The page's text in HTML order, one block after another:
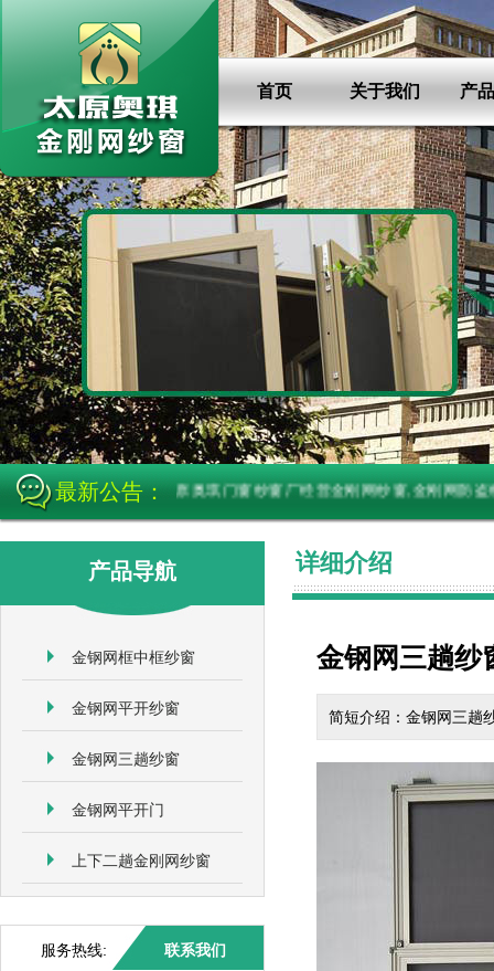
首页 关于我们 产
最新公告：太原奥琪门窗纱窗厂经营金刚网纱窗,金刚网防盗纱
产品导航
金钢网框中框纱窗
金钢网平开纱窗
金钢网三趟纱窗
金钢网平开门
上下二趟金刚网纱窗
服务热线: 联系我们
详细介绍
金钢网三趟纱
简短介绍：金钢网三趟